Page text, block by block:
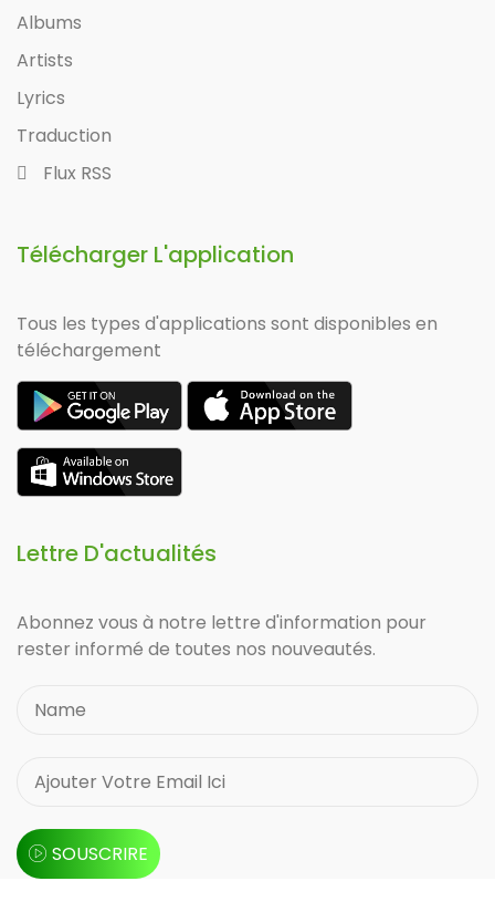
Albums
Artists
Lyrics
Traduction
Flux RSS
Télécharger L'application
Tous les types d'applications sont disponibles en
téléchargement
Lettre D'actualités
Abonnez vous à notre lettre d'information pour
rester informé de toutes nos nouveautés.
SOUSCRIRE